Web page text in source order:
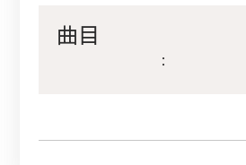
曲目
：